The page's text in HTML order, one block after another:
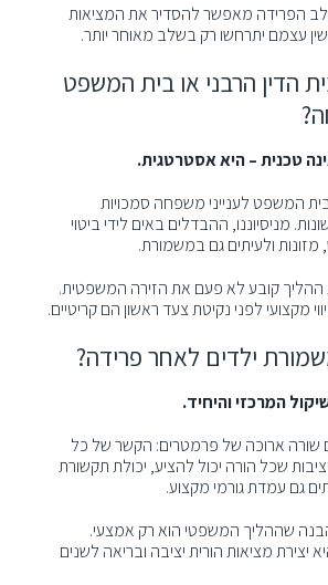
הפרידה מאפשר להסדיר את המציאות
עצמם יתרחשו רק בשלב מאוחר יותר.
הדין הרבני או בית המשפט
טכנית – היא אסטרטגית.
המשפט לענייני משפחה סמכויות
מניסיוננו, ההבדלים באים לידי ביטוי
מזונות ולעיתים גם במשמורת.
ההליך קובע לא פעם את הזירה המשפטית.
מקצועי לפני נקיטת צעד ראשון הם קריטיים.
ילדים לאחר פרידה?
המרכזי והיחיד.
שורה ארוכה של פרמטרים: הקשר של כל
שכל הורה יכול להציע, יכולת תקשורת
גם עמדת גורמי מקצוע.
שההליך המשפטי הוא רק אמצעי.
מציאות הורית יציבה ובריאה לשנים